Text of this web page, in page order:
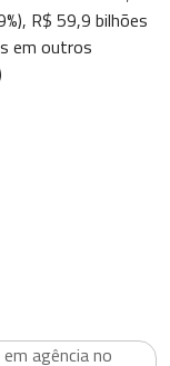
R$ 59,9 bilhões
em outros